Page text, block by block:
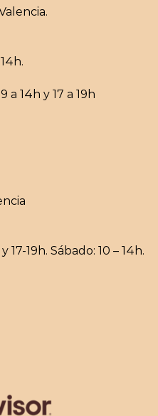
a 14h y 17 a 19h
17-19h. Sábado: 10 – 14h.